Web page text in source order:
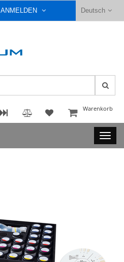
Deutsch
ANMELDEN
Warenkorb